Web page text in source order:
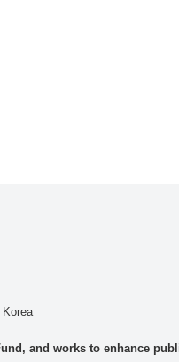
and works to enhance